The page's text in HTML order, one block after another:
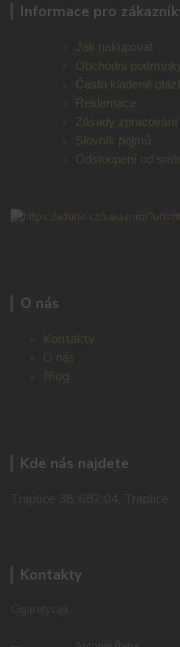
Informace pro
Jak nakupovat
Obchodní
Často kladené
Reklamace
Zásady
Slovník pojmů
Odstoupení od
O nás
Kontakty
O nás
Blog
Kde nás najdete
Kontakty